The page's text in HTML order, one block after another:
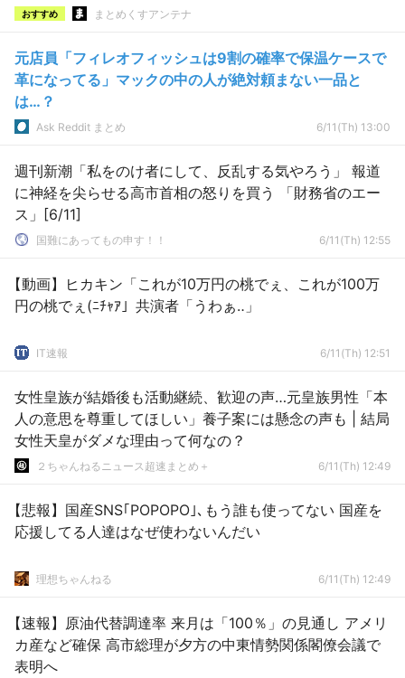
おすすめ まとめくすアンテナ
元店員「フィレオフィッシュは9割の確率で保温ケースで
革になってる」マックの中の人が絶対頼まない一品と
は…？
Ask Reddit まとめ 6/11(Th) 13:00
週刊新潮「私をのけ者にして、反乱する気やろう」 報道
に神経を尖らせる高市首相の怒りを買う 「財務省のエー
ス」[6/11]
国難にあってもの申す！！ 6/11(Th) 12:55
【動画】ヒカキン「これが10万円の桃でぇ、これが100万
円の桃でぇ(ﾆﾁｬｱ」共演者「うわぁ‥」
IT速報 6/11(Th) 12:51
女性皇族が結婚後も活動継続、歓迎の声…元皇族男性「本
人の意思を尊重してほしい」養子案には懸念の声も | 結局
女性天皇がダメな理由って何なの？
２ちゃんねるニュース超速まとめ＋ 6/11(Th) 12:49
【悲報】国産SNS｢POPOPO｣､もう誰も使ってない 国産を
応援してる人達はなぜ使わないんだい
理想ちゃんねる 6/11(Th) 12:49
【速報】原油代替調達率 来月は「100％」の見通し アメリ
カ産など確保 高市総理が夕方の中東情勢関係閣僚会議で
表明へ